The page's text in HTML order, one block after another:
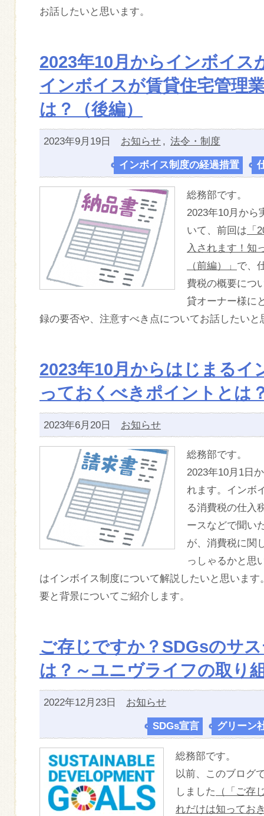
お話したいと思います。
2023年10月からインボイス
インボイスが賃貸住宅管理
は？（後編）
2023年9月19日 お知らせ , 法令・制度
インボイス制度の経過措置
総務部です。
2023年10月から
いて、前回は 「
入されます！知
（前編）」 で、
費税の概要につ
貸オーナー様に
録の要否や、注意すべき点についてお話したいと
2023年10月からはじまるイ
っておくべきポイントとは
2023年6月20日 お知らせ
総務部です。
2023年10月1日
れます。インボ
る消費税の仕入
ースなどで聞い
が、消費税に関
っしゃるかと思
はインボイス制度について解説したいと思いま
要と背景についてご紹介します。
ご存じですか？SDGsのサ
は？～ユニヴライフの取り
2022年12月23日 お知らせ
SDGs宣言 グリーン
総務部です。
以前、このブログ
しました
（「ご
れだけは知ってお